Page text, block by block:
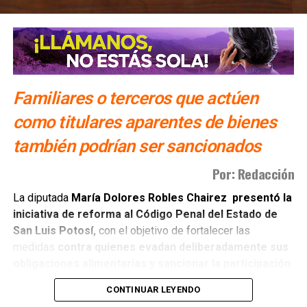
Congreso duda duplicar apoyo a la Cruz Roja en SLP
NO TE PIERDAS
Proponen ley y estrategia de regulación de centros
de rehabilitación de adicciones
Familiares o terceros que actúen
como titulares aparentes de bienes
también podrían ser sancionados
Por: Redacción
La diputada María Dolores Robles Chairez presentó la
iniciativa de reforma al Código Penal del Estado de
San Luis Potosí, con el objetivo de fortalecer las
medidas
contra quienes evadan deliberadamente sus
de terceras personasque colaboren para impedir su
cumplimiento.
CONTINUAR LEYENDO